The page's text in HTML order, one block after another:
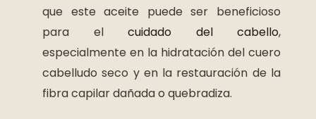
que este aceite puede ser beneficioso
para el cuidado del cabello,
especialmente en la hidratación del cuero
cabelludo seco y en la restauración de la
fibra capilar dañada o quebradiza.